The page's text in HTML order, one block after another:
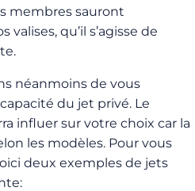
membres sauront
qu’il s’agisse de
néanmoins de vous
du jet privé. Le
influer sur votre choix car la
les modèles. Pour vous
deux exemples de jets